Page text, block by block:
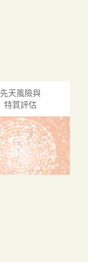
先天風險與
特質評估